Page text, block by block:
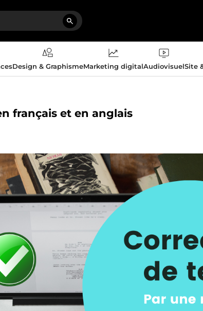
Design & GraphismeMarketing digitalAudiovisuelSite
français et en anglais